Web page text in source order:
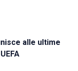
alle ultime